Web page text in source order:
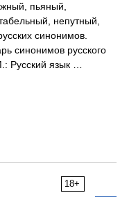
пьяный,
непутный,
синонимов.
синонимов русского
Русский язык …
18+